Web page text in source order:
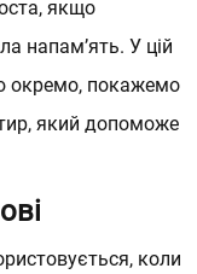
якщо
напам’ять. У цій
окремо, покажемо
який допоможе
коли